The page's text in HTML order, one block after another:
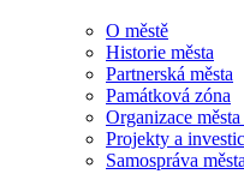
O městě
Historie města
Partnerská města
Památková zóna
Organizace
Projekty a
Samospráva města